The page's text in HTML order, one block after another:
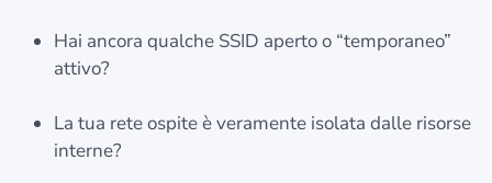
Hai ancora qualche SSID aperto o “temporaneo”
attivo?
La tua rete ospite è veramente isolata dalle risorse
interne?